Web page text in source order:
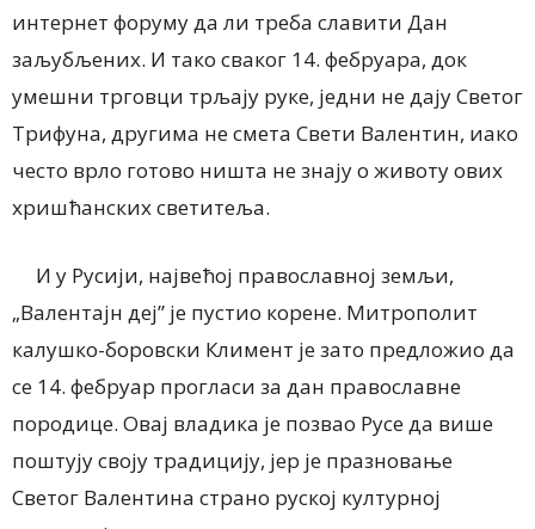
интернет форуму да ли треба славити Дан
заљубљених. И тако сваког 14. фебруара, док
умешни трговци трљају руке, једни не дају Светог
Трифуна, другима не смета Свети Валентин, иако
често врло готово ништа не знају о животу ових
хришћанских светитеља.
И у Русији, највећој православној земљи,
„Валентајн деј” је пустио корене. Митрополит
калушко-боровски Климент је зато предложио да
се 14. фебруар прогласи за дан православне
породице. Овај владика је позвао Русе да више
поштују своју традицију, јер је празновање
Светог Валентина страно руској културној